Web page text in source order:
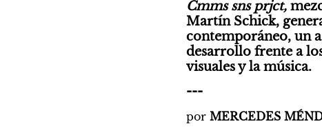
Cmms sns prjct,
Martín Schick,
contemporáneo, un
desarrollo frente a
visuales y la música.
---
por MERCEDES